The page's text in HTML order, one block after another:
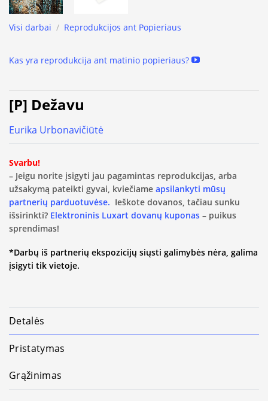
Visi darbai / Reprodukcijos ant Popieriaus
Kas yra reprodukcija ant matinio popieriaus?
[P] Dežavu
Eurika Urbonavičiūtė
Svarbu!
– Jeigu norite įsigyti jau pagamintas reprodukcijas, arba
užsakymą pateikti gyvai, kviečiame apsilankyti mūsų
partnerių parduotuvėse. Ieškote dovanos, tačiau sunku
išsirinkti? Elektroninis Luxart dovanų kuponas – puikus
sprendimas!
*Darbų iš partnerių ekspozicijų siųsti galimybės nėra, galima
įsigyti tik vietoje.
Detalės
Pristatymas
Grąžinimas